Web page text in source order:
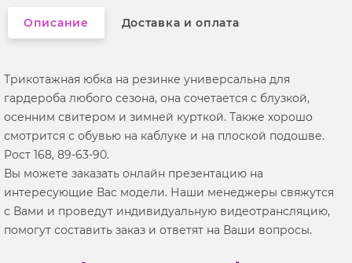
Описание Доставка и оплата
Трикотажная юбка на резинке универсальна для
гардероба любого сезона, она сочетается с блузкой,
осенним свитером и зимней курткой. Также хорошо
смотрится с обувью на каблуке и на плоской подошве.
Рост 168, 89-63-90.
Вы можете заказать онлайн презентацию на
интересующие Вас модели. Наши менеджеры свяжутся
с Вами и проведут индивидуальную видеотрансляцию,
помогут составить заказ и ответят на Ваши вопросы.